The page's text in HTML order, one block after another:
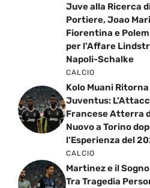
Juve alla Ricerca
Portiere, Joao
Fiorentina e
per l’Affare
Napoli-Schalke
CALCIO
Kolo Muani
Juventus:
Francese Atterra
Nuovo a Torino
l’Esperienza del
CALCIO
Martinez e il
Tra Tragedia